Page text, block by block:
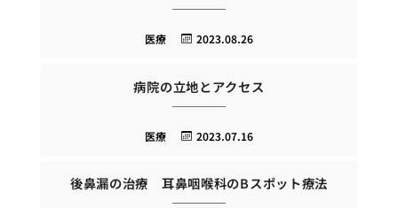
2023.08.26
医療
病院の立地とアクセス
2023.07.16
医療
後鼻漏の治療 耳鼻咽喉科のBスポット療法